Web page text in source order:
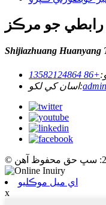
رابطي جو مرڪز
Shijiazhuang Huanyang
+86 13582124864
اسان کي لکو:
اي ميل موڪليو
x